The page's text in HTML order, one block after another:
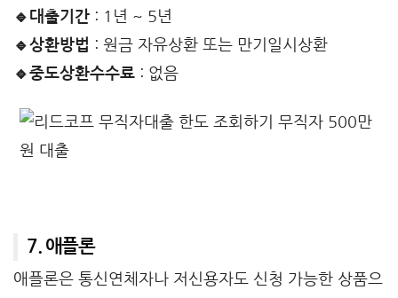
🔹대출기간 : 1년 ~ 5년
🔹상환방법 : 원금 자유상환 또는 만기일시상환
🔹중도상환수수료 : 없음
7. 애플론
애플론은 통신연체자나 저신용자도 신청 가능한 상품으